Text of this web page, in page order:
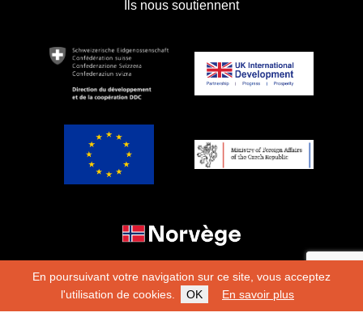
En poursuivant votre navigation sur ce site, vous acceptez
l'utilisation de cookies.
OK En savoir plus
Ils nous soutiennent